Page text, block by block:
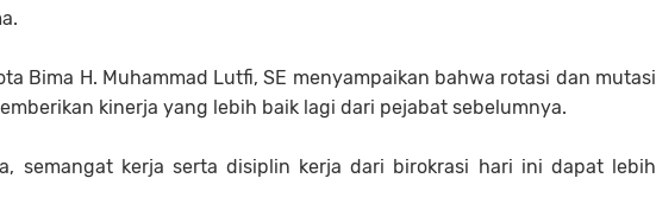
Bima H. Muhammad Lutfi, SE menyampaikan bahwa rotasi dan mutasi
kinerja yang lebih baik lagi dari pejabat sebelumnya.
semangat kerja serta disiplin kerja dari birokrasi hari ini dapat lebih